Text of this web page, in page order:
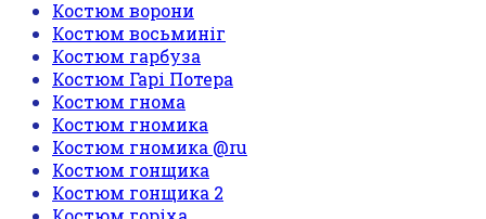
Костюм ворони
Костюм восьминіг
Костюм гарбуза
Костюм Гарі Потера
Костюм гнома
Костюм гномика
Костюм гномика @ru
Костюм гонщика
Костюм гонщика 2